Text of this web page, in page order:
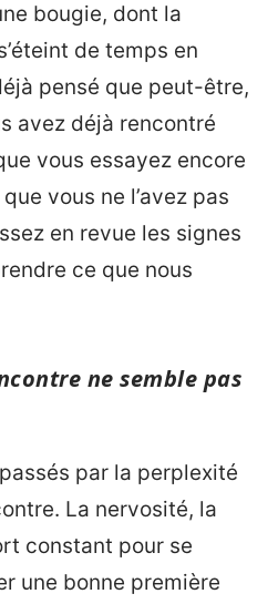
bougie, dont la
de temps en
pensé que peut-être,
avez déjà rencontré
vous essayez encore
vous ne l’avez pas
en revue les signes
ce que nous
ne semble pas
par la perplexité
La nervosité, la
constant pour se
une bonne première